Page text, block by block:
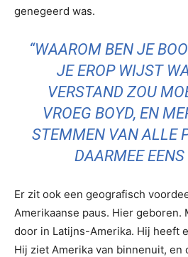
genegeerd was.
“WAAROM BEN JE
JE EROP WIJST
VERSTAND ZOU
VROEG BOYD, EN
STEMMEN VAN ALLE
DAARMEE EENS
Er zit ook een geografisch
Amerikaanse paus. Hier geboren.
door in Latijns-Amerika. Hij heeft
Hij ziet Amerika van binnenuit, en